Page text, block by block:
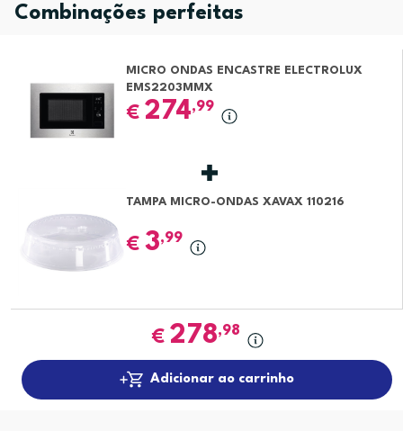
Combinações perfeitas
MICRO ONDAS ENCASTRE ELECTROLUX
EMS2203MMX
€ 274,99
TAMPA MICRO-ONDAS XAVAX 110216
€ 3,99
€ 278,98
Adicionar ao carrinho